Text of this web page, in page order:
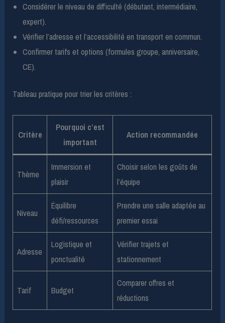
Considérer le niveau de difficulté (débutant, intermédiaire,
expert).
Vérifier l’adresse et l’accessibilité en transport en commun.
Confirmer tarifs et options (formules groupe, anniversaire,
CE).
Tableau pratique pour trier les critères :
Critère
Pourquoi c’est
important
Action recommandée
Thème
Immersion et
plaisir
Choisir selon les goûts de
l’équipe
Niveau
Équilibre
défi/ressources
Prendre une salle adaptée au
premier essai
Adresse
Logistique et
ponctualité
Vérifier trajets et
stationnement
Tarif Budget
Comparer offres et
réductions